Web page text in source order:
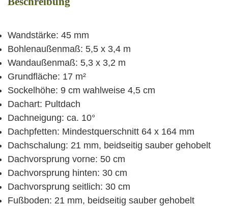
Wandstärke: 45 mm
Bohlenaußenmaß: 5,5 x 3,4 m
Wandaußenmaß: 5,3 x 3,2 m
Grundfläche: 17 m²
Sockelhöhe: 9 cm wahlweise 4,5 cm
Dachart: Pultdach
Dachneigung: ca. 10°
Dachpfetten: Mindestquerschnitt 64 x 164 mm
Dachschalung: 21 mm, beidseitig sauber gehobelt
Dachvorsprung vorne: 50 cm
Dachvorsprung hinten: 30 cm
Dachvorsprung seitlich: 30 cm
Fußboden: 21 mm, beidseitig sauber gehobelt